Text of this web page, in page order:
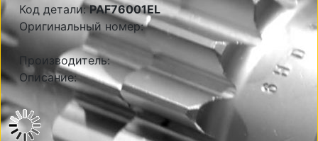
Код детали:PAF76001EL
Оригинальный номер:
Производитель:
Описание: